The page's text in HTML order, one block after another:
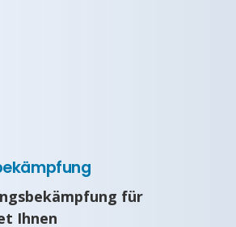
für
Ihnen